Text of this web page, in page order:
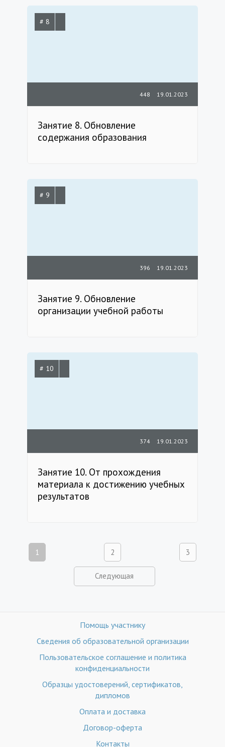
# 8
19.01.2023
448
Занятие 8. Обновление
содержания образования
# 9
19.01.2023
396
Занятие 9. Обновление
организации учебной работы
# 10
19.01.2023
374
Занятие 10. От прохождения
материала к достижению учебных
результатов
1 2 3
Следующая
Помощь участнику
Сведения об образовательной организации
Пользовательское соглашение и политика
конфиденциальности
Образцы удостоверений, сертификатов,
дипломов
Оплата и доставка
Договор-оферта
Контакты